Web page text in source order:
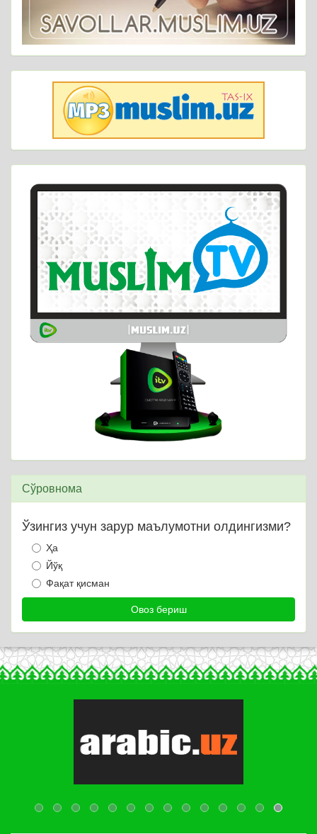
Сўровнома
Ўзингиз учун зарур маълумотни олдингизми?
Ҳа
Йўқ
Фақат қисман